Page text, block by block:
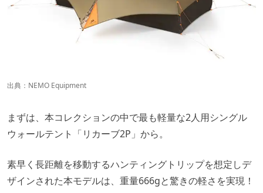
出典： NEMO Equipment
まずは、本コレクションの中で最も軽量な2人用シングル
ウォールテント「リカーブ2P」から。
素早く長距離を移動するハンティングトリップを想定しデ
ザインされた本モデルは、重量666gと驚きの軽さを実現！